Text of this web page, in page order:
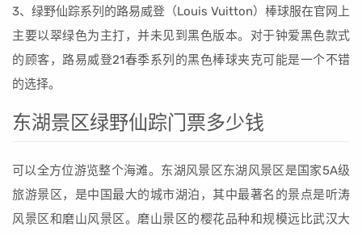
3、绿野仙踪系列的路易威登（Louis Vuitton）棒球服在官网上
主要以翠绿色为主打，并未见到黑色版本。对于钟爱黑色款式
的顾客，路易威登21春季系列的黑色棒球夹克可能是一个不错
的选择。
东湖景区绿野仙踪门票多少钱
可以全方位游览整个海滩。东湖风景区东湖风景区是国家5A级
旅游景区，是中国最大的城市湖泊，其中最著名的景点是听涛
风景区和磨山风景区。磨山景区的樱花品种和规模远比武汉大